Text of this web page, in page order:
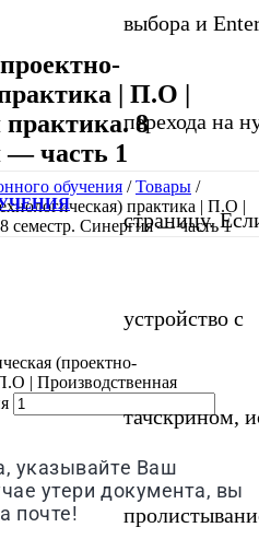
выбора и
перехода на
страницу.
устройство с
тачскрином,
| П.О |
практика. 8
— часть 1
обучения /Товары /
практика | П.О |
семестр. Синергия — часть 1
(проектно-
| Производственная
указывайте Ваш
утери документа, вы
почте!